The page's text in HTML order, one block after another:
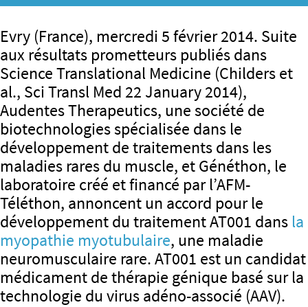
Evry (France), mercredi 5 février 2014. Suite
aux résultats prometteurs publiés dans
Science Translational Medicine (Childers et
al., Sci Transl Med 22 January 2014),
Audentes Therapeutics, une société de
biotechnologies spécialisée dans le
développement de traitements dans les
maladies rares du muscle, et Généthon, le
laboratoire créé et financé par l’AFM-
Téléthon, annoncent un accord pour le
développement du traitement AT001 dans la
myopathie myotubulaire, une maladie
neuromusculaire rare. AT001 est un candidat
médicament de thérapie génique basé sur la
technologie du virus adéno-associé (AAV).